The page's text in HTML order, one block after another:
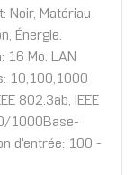
Noir, Matériau
Énergie.
16 Mo. LAN
10,100,1000
802.3ab, IEEE
1000Base-
d'entrée: 100 -